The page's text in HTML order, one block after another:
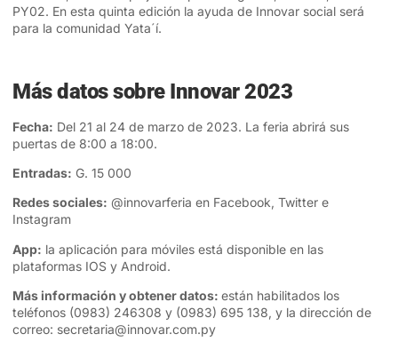
PY02. En esta quinta edición la ayuda de Innovar social será
para la comunidad Yata´í.
Más datos sobre Innovar 2023
Fecha: Del 21 al 24 de marzo de 2023. La feria abrirá sus
puertas de 8:00 a 18:00.
Entradas: G. 15 000
Redes sociales: @innovarferia en Facebook, Twitter e
Instagram
App: la aplicación para móviles está disponible en las
plataformas IOS y Android.
Más información y obtener datos: están habilitados los
teléfonos (0983) 246308 y (0983) 695 138, y la dirección de
correo: secretaria@innovar.com.py